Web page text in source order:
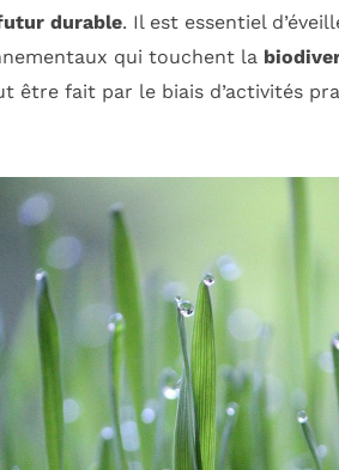
durable. Il est essentiel
qui touchent la
être fait par le biais d’activités